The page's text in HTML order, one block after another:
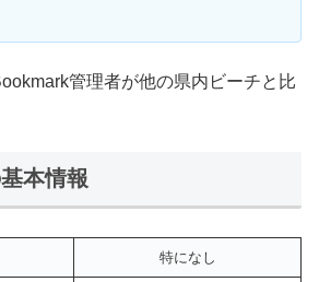
管理者が他の県内ビーチと比
本情報
特になし